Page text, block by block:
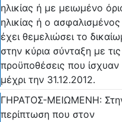
ηλικίας ή με μειωμένο
ηλικίας ή ο ασφαλισμένος
έχει θεμελιώσει το
στην κύρια σύνταξη με τις
προϋποθέσεις που ίσχυαν
μέχρι την 31.12.2012.
ΓΗΡΑΤΟΣ-ΜΕΙΩΜΕΝΗ:
περίπτωση που στον